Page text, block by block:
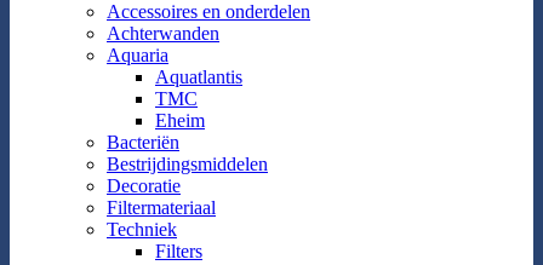
Accessoires en onderdelen
Achterwanden
Aquaria
Aquatlantis
TMC
Eheim
Bacteriën
Bestrijdingsmiddelen
Decoratie
Filtermateriaal
Techniek
Filters